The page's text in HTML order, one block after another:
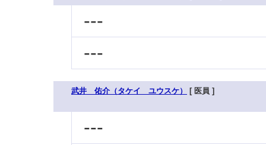
---
---
武井 佑介（タケイ ユウスケ） [ 医員 ]
---